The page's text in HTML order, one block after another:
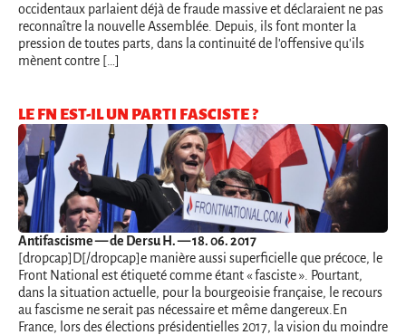
occidentaux parlaient déjà de fraude massive et déclaraient ne pas
reconnaître la nouvelle Assemblée. Depuis, ils font monter la
pression de toutes parts, dans la continuité de l'offensive qu'ils
mènent contre […]
LE FN EST-IL UN PARTI FASCISTE ?
Antifascisme— de Dersu H. — 18. 06. 2017
[dropcap]D[/dropcap]e manière aussi superficielle que précoce, le
Front National est étiqueté comme étant « fasciste ». Pourtant,
dans la situation actuelle, pour la bourgeoisie française, le recours
au fascisme ne serait pas nécessaire et même dangereux.En
France, lors des élections présidentielles 2017, la vision du moindre